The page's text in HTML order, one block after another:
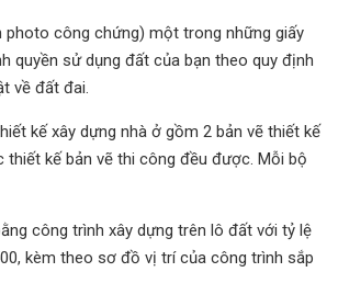
photo công chứng) một trong những giấy
quyền sử dụng đất của bạn theo quy định
về đất đai.
kế xây dựng nhà ở gồm 2 bản vẽ thiết kế
thiết kế bản vẽ thi công đều được. Mỗi bộ
công trình xây dựng trên lô đất với tỷ lệ
kèm theo sơ đồ vị trí của công trình sắp